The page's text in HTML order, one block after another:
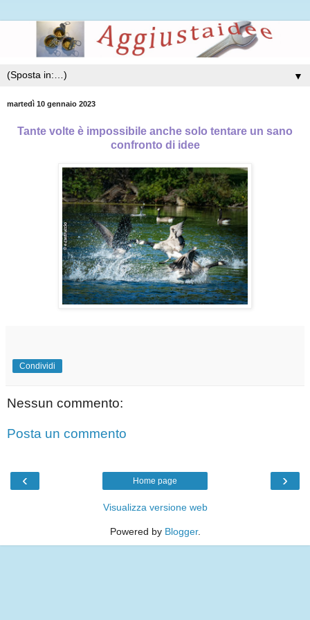
▼
martedì 10 gennaio 2023
Tante volte è impossibile anche solo tentare un sano
confronto di idee
Condividi
Nessun commento:
Posta un commento
‹ ›
Home page
Visualizza versione web
Powered by Blogger.